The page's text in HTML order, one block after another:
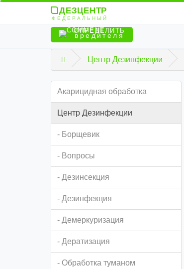
ДЕЗЦЕНТР
ФЕДЕРАЛЬНЫЙ
ОПРЕДЕЛИТЬ
вредителя
Центр Дезинфекции
Акарицидная обработка
Центр Дезинфекции
- Борщевик
- Вопросы
- Дезинсекция
- Дезинфекция
- Демеркуризация
- Дератизация
- Обработка туманом